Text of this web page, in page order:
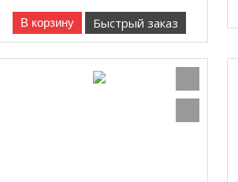
В корзину Быстрый заказ